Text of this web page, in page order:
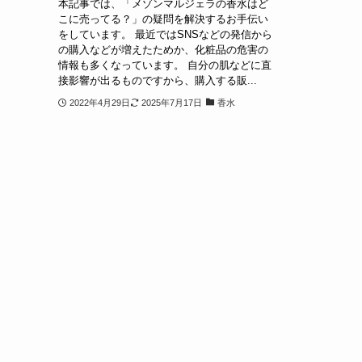
本記事では、「メゾンマルジェラの香水はど
こに売ってる？」の疑問を解決するお手伝い
をしています。 最近ではSNSなどの発信から
の購入などが増えたためか、化粧品の危害の
情報も多くなっています。 自分の肌などに直
接影響が出るものですから、購入する販...
2022年4月29日 2025年7月17日 香水